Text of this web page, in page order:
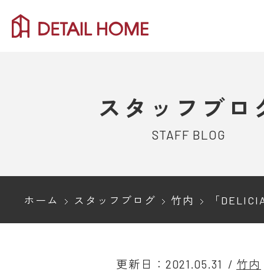
スタッフブロ
STAFF BLOG
ホーム スタッフブログ 竹内 「DELICIA(デリシア)」を知っていま
更新日：2021.05.31 / 竹内